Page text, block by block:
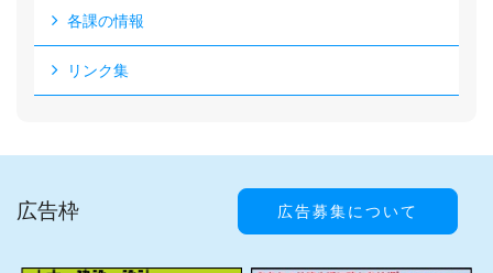
各課の情報
リンク集
広告枠 広告募集について